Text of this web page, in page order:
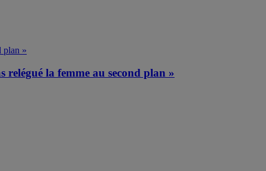
la femme au second plan »